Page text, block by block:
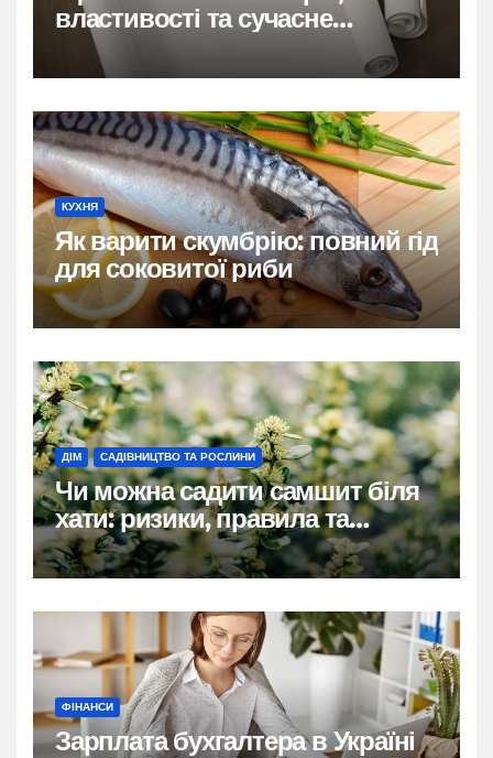
властивості та сучасне
застосування
КУХНЯ
Як варити скумбрію: повний гід
для соковитої риби
ДІМ САДІВНИЦТВО ТА РОСЛИНИ
Чи можна садити самшит біля
хати: ризики, правила та
практичні рішення
ФІНАНСИ
Зарплата бухгалтера в Україні